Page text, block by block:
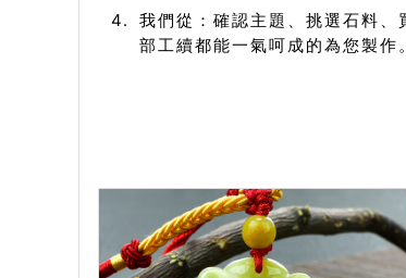
我們從：確認主題、挑選石料
部工續都能一氣呵成的為您製作。